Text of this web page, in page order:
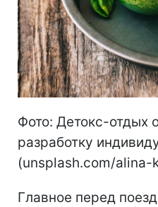
Фото: Детокс-отдых
разработку
(unsplash.com/alina-
Главное перед